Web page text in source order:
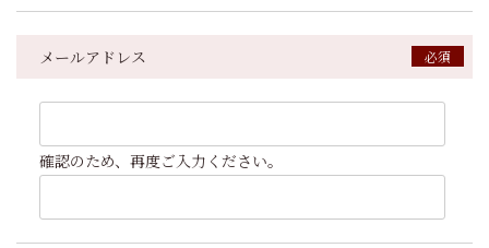
メールアドレス
確認のため、再度ご入力ください。